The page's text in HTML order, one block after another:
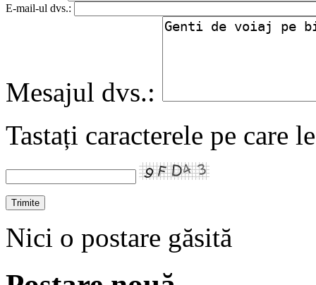
E-mail-ul dvs.:
Mesajul dvs.:
Tastați caracterele pe care
Nici o postare găsită